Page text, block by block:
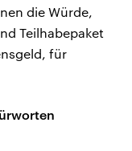
die Würde,
Teilhabepaket
für